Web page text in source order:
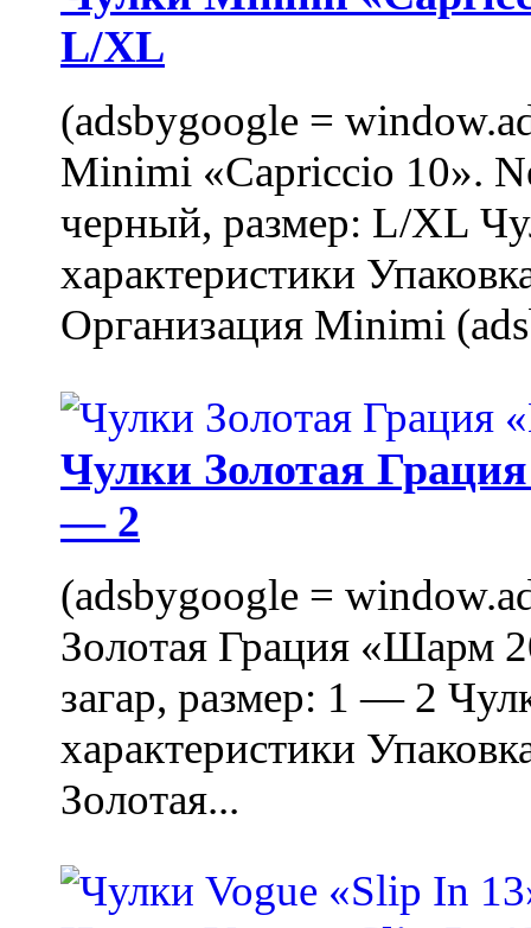
L/XL
(adsbygoogle =
Minimi «Capriccio 10».
черный, размер: L/XL
характеристики
Организация Minimi
Чулки Золотая
— 2
(adsbygoogle =
Золотая Грация «Шарм
загар, размер: 1 — 2
характеристики
Золотая...